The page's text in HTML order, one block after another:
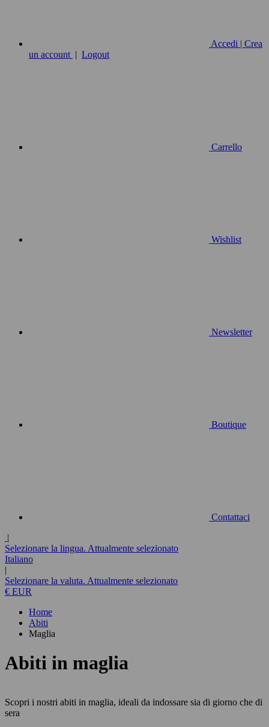
Accedi | Crea
un account | Logout
Carrello
Wishlist
Newsletter
Boutique
Contattaci
|
Selezionare la lingua. Attualmente selezionato
Italiano
|
Selezionare la valuta. Attualmente selezionato
€ EUR
Home
Abiti
Maglia
Abiti in maglia
Scopri i nostri abiti in maglia, ideali da indossare sia di giorno che di
sera